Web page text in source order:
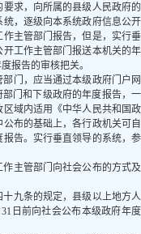
求，向所属的县级人民政府的
，逐级向本系统政府信息公开
主管部门报告，但是，实行垂
工作主管部门报送本机关的年
报告的审核把关。
门，应当通过本级政府门户网
门和下级政府的年度报告，一
域内适用《中华人民共和国政
布的基础上，各行政机关可自
告。实行垂直领导的系统，参
作主管部门向社会公布的方式及
九条的规定，县级以上地方人
日前向社会公布本级政府年度